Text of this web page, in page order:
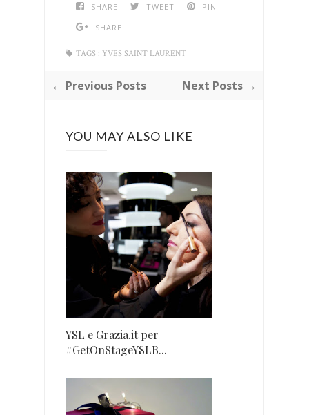
SHARE TWEET
PIN
SHARE
TAGS : YVES SAINT LAURENT
← Previous Posts Next Posts →
YOU MAY ALSO LIKE
YSL e Grazia.it per
#GetOnStageYSLB...